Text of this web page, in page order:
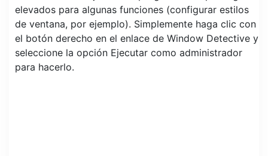
elevados para algunas funciones (configurar estilos
de ventana, por ejemplo). Simplemente haga clic con
el botón derecho en el enlace de Window Detective y
seleccione la opción Ejecutar como administrador
para hacerlo.